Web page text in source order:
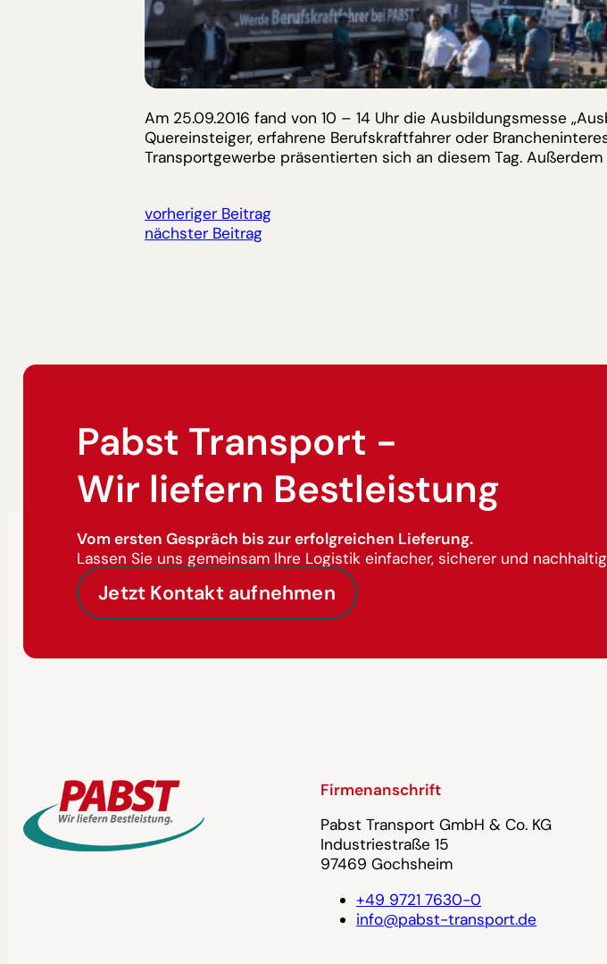
Am 25.09.2016 fand von 10 – 14 Uhr die Ausbildungsmesse
Quereinsteiger, erfahrene Berufskraftfahrer oder
Transportgewerbe präsentierten sich an diesem Tag.
vorheriger Beitrag
nächster Beitrag
Pabst Transport -
Wir liefern Bestleistung
Vom ersten Gespräch bis zur erfolgreichen Lieferung.
Lassen Sie uns gemeinsam Ihre Logistik einfacher, sicherer und
Jetzt Kontakt aufnehmen
Firmenanschrift
Pabst Transport GmbH & Co. KG
Industriestraße 15
97469 Gochsheim
+49 9721 7630-0
info@pabst-transport.de